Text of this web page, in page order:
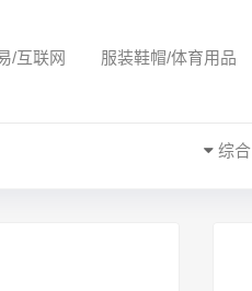
/互联网 服装鞋帽/体育用品
综合